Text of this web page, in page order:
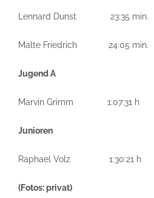
Lennard Dunst 23:35 min.
Malte Friedrich 24:05 min.
Jugend A
Marvin Grimm 1:07:31 h
Junioren
Raphael Volz 1:30:21 h
(Fotos: privat)